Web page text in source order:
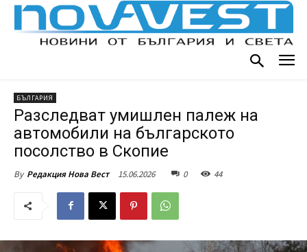
БЪЛГАРИЯ
Разследват умишлен палеж на
автомобили на българското
посолство в Скопие
By Редакция Нова Вест 15.06.2026 0 44